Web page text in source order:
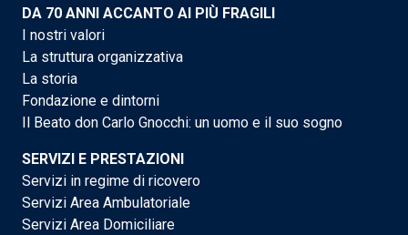
DA 70 ANNI ACCANTO AI PIÙ FRAGILI
I nostri valori
La struttura organizzativa
La storia
Fondazione e dintorni
Il Beato don Carlo Gnocchi: un uomo e il suo sogno
SERVIZI E PRESTAZIONI
Servizi in regime di ricovero
Servizi Area Ambulatoriale
Servizi Area Domiciliare